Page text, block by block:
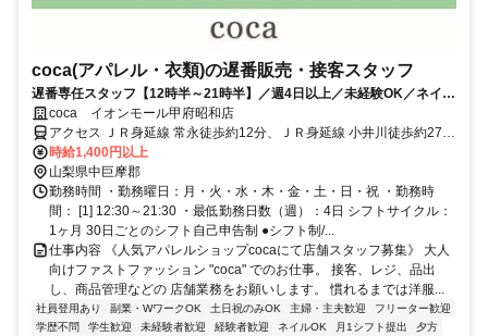
coca(アパレル・衣類)の遅番販売・接客スタッフ
遅番専任スタッフ【12時半～21時半】／週4日以上／未経験OK／ネイ
ル・ピアスOK／社割あり
coca イオンモール甲府昭和店
アクセス ＪＲ身延線 常永徒歩約12分、ＪＲ身延線 小井川徒歩約27分
JR身延線「常永駅」より徒歩15分、JR「甲府駅」より直通バス30分
時給1,400円以上
山梨県中巨摩郡
勤務時間 ・勤務曜日：月・火・水・木・金・土・日・祝 ・勤務時
間： [1] 12:30～21:30 ・最低勤務日数（週）：4日 シフトサイクル：
1ヶ月 30日ごとのシフト自己申告制 ●シフト制/...
仕事内容 《人気アパレルショップcocaにて店舗スタッフ募集》 大人
向けファストファッション "coca" でのお仕事。 接客、レジ、品出
し、商品管理などの 店舗業務をお願いします。 慣れるまでは洋服...
社員登用あり 副業・WワークOK 土日祝のみOK 主婦・主夫歓迎
フリーター歓迎
学歴不問
学生歓迎 未経験者歓迎 経験者歓迎 ネイルOK 月1シフト提出
夕方